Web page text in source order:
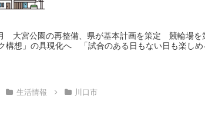
大宮公園の再整備、県が基本計画を策定 競輪場を
構想」の具現化へ 「試合のある日もない日も楽しめ
生活情報 川口市